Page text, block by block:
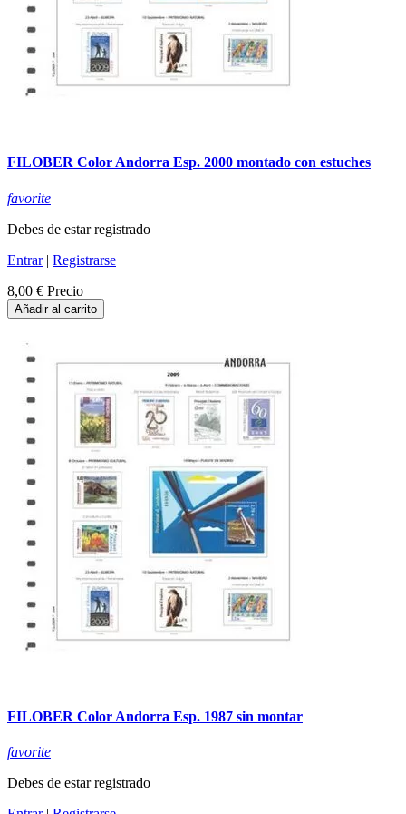
FILOBER Color Andorra Esp. 2000 montado con estuches
favorite
Debes de estar registrado
Entrar| Registrarse
8,00 € Precio
Añadir al carrito
FILOBER Color Andorra Esp. 1987 sin montar
favorite
Debes de estar registrado